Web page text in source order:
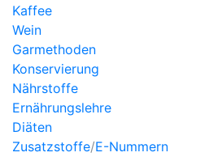
Kaffee
Wein
Garmethoden
Konservierung
Nährstoffe
Ernährungslehre
Diäten
Zusatzstoffe/E-Nummern